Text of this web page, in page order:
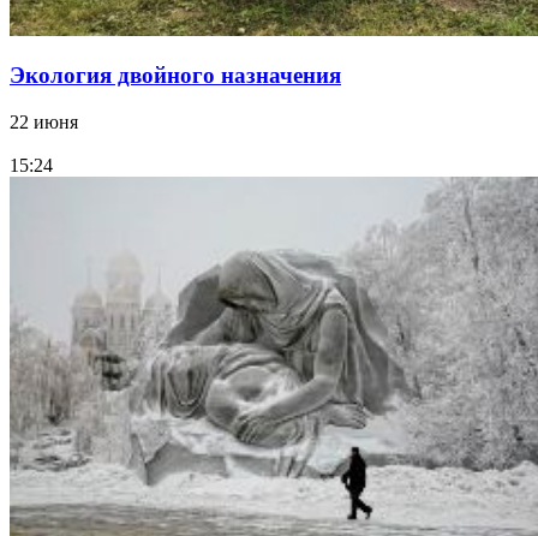
Экология двойного назначения
22 июня
15:24